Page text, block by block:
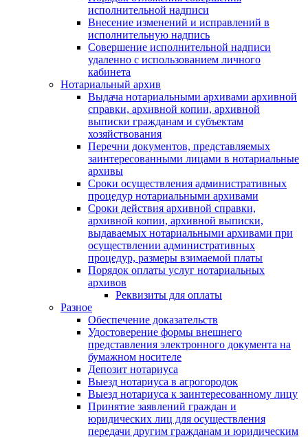
исполнительной надписи
Внесение изменений и исправлений в
исполнительную надпись
Совершение исполнительной надписи
удаленно с использованием личного
кабинета
Нотариальный архив
Выдача нотариальными архивами архивной
справки, архивной копии, архивной
выписки гражданам и субъектам
хозяйствования
Перечни документов, представляемых
заинтересованными лицами в нотариальные
архивы
Сроки осуществления административных
процедур нотариальными архивами
Сроки действия архивной справки,
архивной копии, архивной выписки,
выдаваемых нотариальными архивами при
осуществлении административных
процедур, размеры взимаемой платы
Порядок оплаты услуг нотариальных
архивов
Реквизиты для оплаты
Разное
Обеспечение доказательств
Удостоверение формы внешнего
представления электронного документа на
бумажном носителе
Депозит нотариуса
Выезд нотариуса в агрогородок
Выезд нотариуса к заинтересованному лицу
Принятие заявлений граждан и
юридических лиц для осуществления
передачи другим гражданам и юридическим